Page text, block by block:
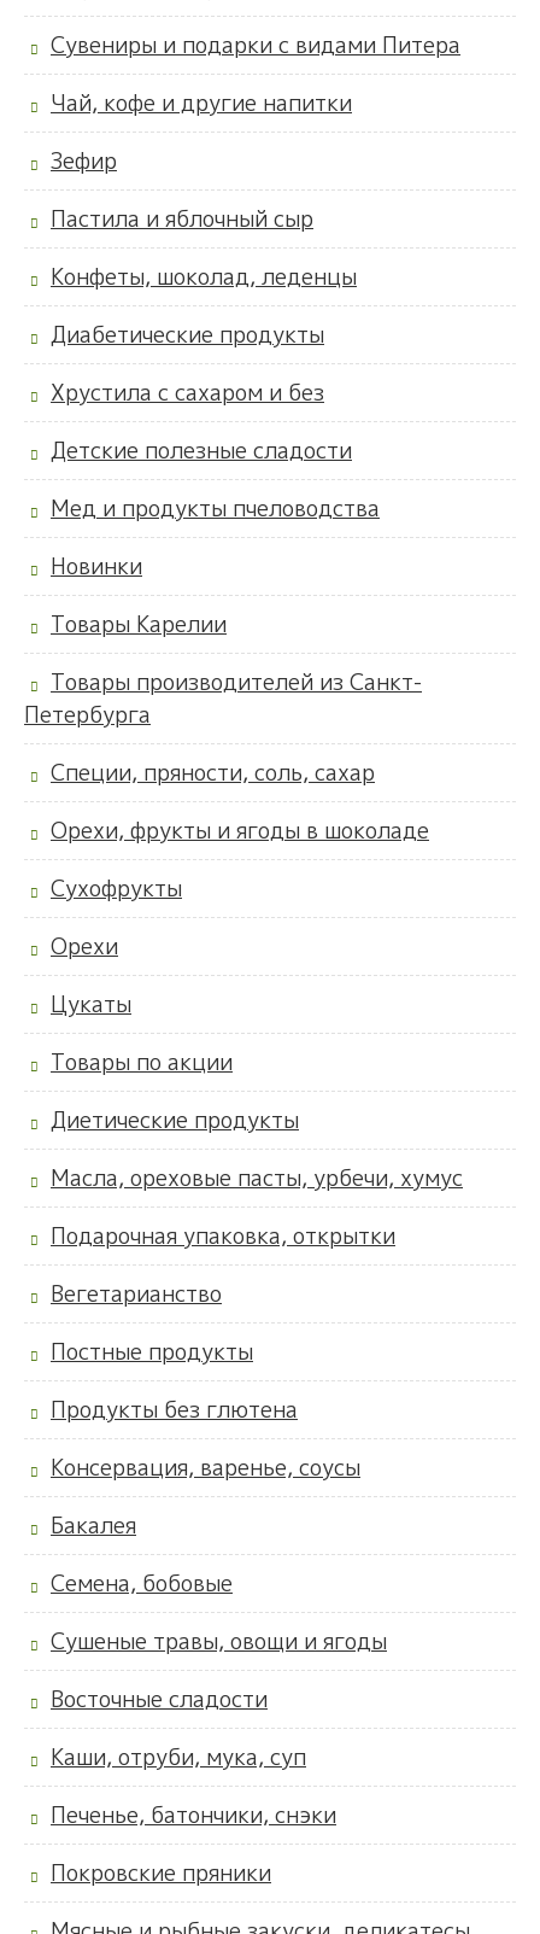
Сувениры и подарки с видами Питера
Чай, кофе и другие напитки
Зефир
Пастила и яблочный сыр
Конфеты, шоколад, леденцы
Диабетические продукты
Хрустила с сахаром и без
Детские полезные сладости
Мед и продукты пчеловодства
Новинки
Товары Карелии
Товары производителей из Санкт-
Петербурга
Специи, пряности, соль, сахар
Орехи, фрукты и ягоды в шоколаде
Сухофрукты
Орехи
Цукаты
Товары по акции
Диетические продукты
Масла, ореховые пасты, урбечи, хумус
Подарочная упаковка, открытки
Вегетарианство
Постные продукты
Продукты без глютена
Консервация, варенье, соусы
Бакалея
Семена, бобовые
Сушеные травы, овощи и ягоды
Восточные сладости
Каши, отруби, мука, суп
Печенье, батончики, снэки
Покровские пряники